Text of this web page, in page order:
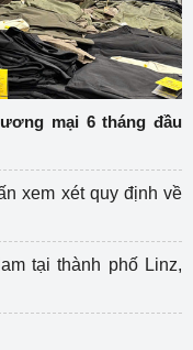
mại 6 tháng đầu
xem xét quy định về
tại thành phố Linz,